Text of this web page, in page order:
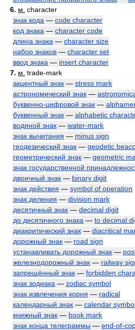
6. м. character
знак кода — code character
код знака — character code
длина знака — character size
набор знаков — character set
ввод знака — insert character
7. м. trade-mark
акцентный знак — stress mark
астрономический знак —
буквенно-цифровой знак —
буквенный знак — alphabetic
водяной знак — water-mark
знак вычитания — minus sign
геодезический знак — geodetic
геометрический знак — geometric
знак государственной
двоичный знак — binary digit
знак действия — symbol of operation
знак деления — division mark
десятичный знак — decimal digit
до десятичного знака — to decimal
диакритический знак — diacritical
дорожный знак — road sign
устанавливать дорожный знак —
железнодорожный знак — railway
запрещённый знак — forbidden
знак зодиака — zodiac symbol
знак извлечения корня — radical
календарный знак — calendar
книжный знак — book mark
знак конца телеграммы — end-of-